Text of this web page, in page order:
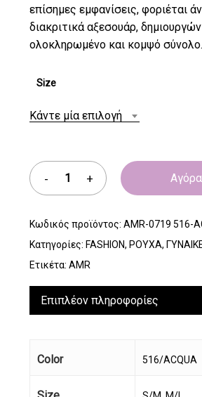
επίσημες εμφανίσεις, φοριέται
διακριτικά αξεσουάρ,
ολοκληρωμένο και κομψό σύνολο.
Size
Κάντε μία επιλογή
Κωδικός προϊόντος: AMR-0719 516-
Κατηγορίες: FASHION, ΡΟΥΧΑ,
Ετικέτα: AMR
Επιπλέον πληροφορίες
Color 516/ACQUA